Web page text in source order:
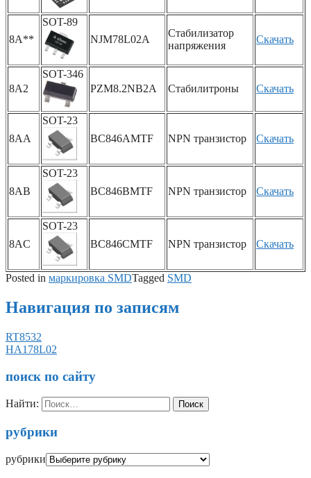
8A**
SOT-89
NJM78L02A
Стабилизатор
напряжения
Скачать
8A2
SOT-346
PZM8.2NB2A
Стабилитроны Скачать
8AA
SOT-23
BC846AMTF
NPN транзистор Скачать
8AB
SOT-23
BC846BMTF
NPN транзистор Скачать
8AC
SOT-23
BC846CMTF
NPN транзистор Скачать
Posted in маркировка SMDTagged SMD
Навигация по записям
RT8532
HA178L02
поиск по сайту
Найти:
рубрики
рубрики